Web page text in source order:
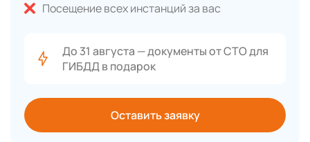
Посещение всех инстанций за вас
До 31 августа — документы от СТО для
ГИБДД в подарок
Оставить заявку